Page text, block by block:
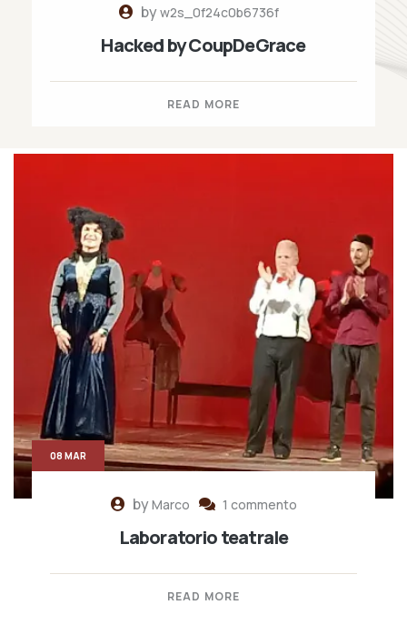
byw2s_0f24c0b6736f
Hacked by CoupDeGrace
READ MORE
byMarco 1 commento
Laboratorio teatrale
READ MORE
08 MAR